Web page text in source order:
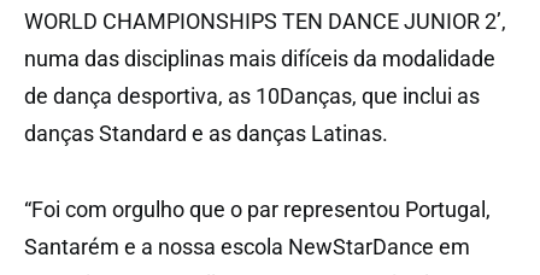
WORLD CHAMPIONSHIPS TEN DANCE JUNIOR 2’,
numa das disciplinas mais difíceis da modalidade
de dança desportiva, as 10Danças, que inclui as
danças Standard e as danças Latinas.
“Foi com orgulho que o par representou Portugal,
Santarém e a nossa escola NewStarDance em